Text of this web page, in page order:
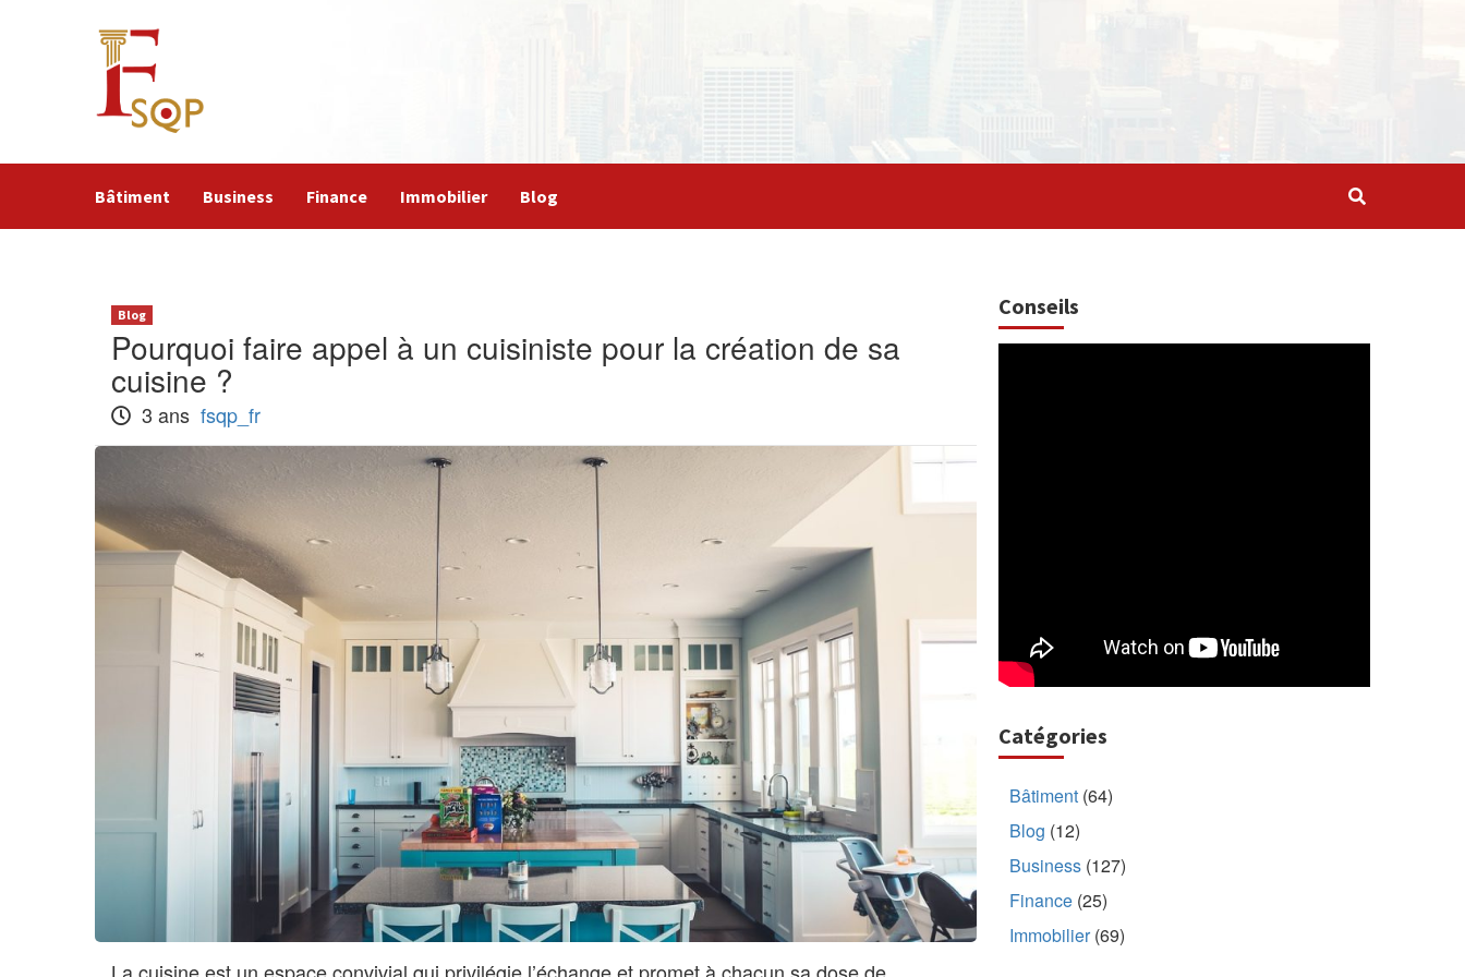
Bâtiment Business Finance Immobilier Blog
Blog
Pourquoi faire appel à un cuisiniste pour la création de sa
cuisine ?
3 ans fsqp_fr
Conseils
Catégories
Bâtiment (64)
Blog (12)
Business (127)
Finance (25)
Immobilier(69)